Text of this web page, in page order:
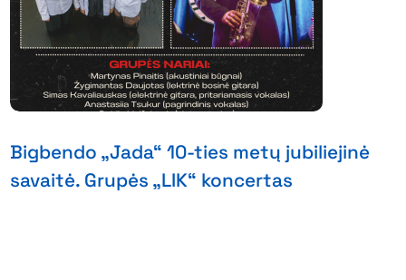
Bigbendo „Jada“ 10-ties metų jubiliejinė
savaitė. Grupės „LIK“ koncertas